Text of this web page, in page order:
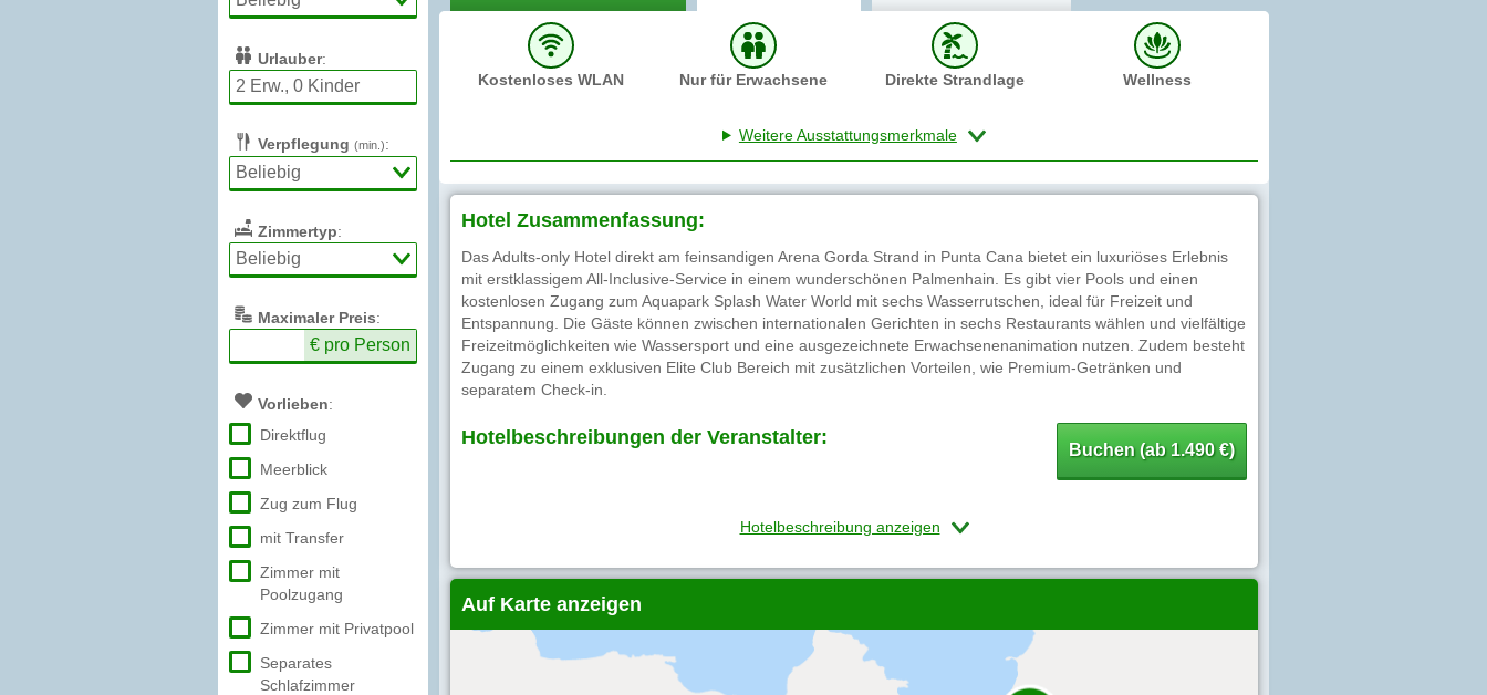
Urlauber:
Verpflegung (min.):
Zimmertyp:
Maximaler Preis:
€ pro Person
Vorlieben:
Direktflug
Meerblick
Zug zum Flug
mit Transfer
Zimmer mit
Poolzugang
Zimmer mit Privatpool
Separates
Schlafzimmer
Kostenloses WLAN Nur für Erwachsene Direkte Strandlage Wellness
Weitere Ausstattungsmerkmale
Hotel Zusammenfassung:
Das Adults-only Hotel direkt am feinsandigen Arena Gorda Strand in Punta Cana bietet ein luxuriöses Erlebnis
mit erstklassigem All-Inclusive-Service in einem wunderschönen Palmenhain. Es gibt vier Pools und einen
kostenlosen Zugang zum Aquapark Splash Water World mit sechs Wasserrutschen, ideal für Freizeit und
Entspannung. Die Gäste können zwischen internationalen Gerichten in sechs Restaurants wählen und vielfältige
Freizeitmöglichkeiten wie Wassersport und eine ausgezeichnete Erwachsenenanimation nutzen. Zudem besteht
Zugang zu einem exklusiven Elite Club Bereich mit zusätzlichen Vorteilen, wie Premium-Getränken und
separatem Check-in.
Hotelbeschreibungen der Veranstalter:
Buchen (ab 1.490 €)
Hotelbeschreibung anzeigen
Auf Karte anzeigen